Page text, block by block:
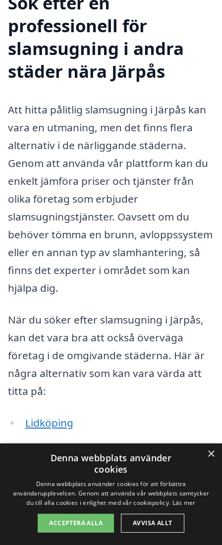
professionell för
slamsugning i andra
städer nära Järpås
Att hitta pålitlig slamsugning i Järpås kan
vara en utmaning, men det finns flera
alternativ i de närliggande städerna.
Genom att använda vår plattform kan du
enkelt jämföra priser och tjänster från
olika företag som erbjuder
slamsugningstjänster. Oavsett om du
behöver tömma en brunn, avloppssystem
eller en annan typ av slamhantering, så
finns det experter i området som kan
hjälpa dig.
När du söker efter slamsugning i Järpås,
kan det vara bra att också överväga
företag i de omgivande städerna. Här är
några alternativ som kan vara värda att
titta på:
Lidköping
Skara
Hälla
Kålltorp
×
Denna webbplats använder
cookies
Denna webbplats använder cookies för att förbättra
användarupplevelsen. Genom att använda vår webbplats samtycker
du till alla cookies i enlighet med vår cookiepolicy. Läs mer
ACCEPTERA ALLA AVVISA ALLT